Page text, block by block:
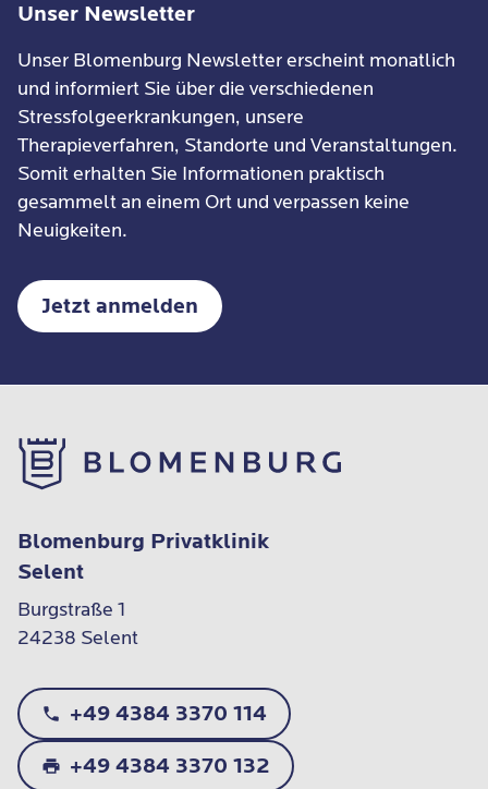
Unser Newsletter
Unser Blomenburg Newsletter erscheint monatlich
und informiert Sie über die verschiedenen
Stressfolgeerkrankungen, unsere
Therapieverfahren, Standorte und Veranstaltungen.
Somit erhalten Sie Informationen praktisch
gesammelt an einem Ort und verpassen keine
Neuigkeiten.
Jetzt anmelden
Blomenburg Privatklinik
Selent
Burgstraße 1
24238 Selent
+49 4384 3370 114
+49 4384 3370 132